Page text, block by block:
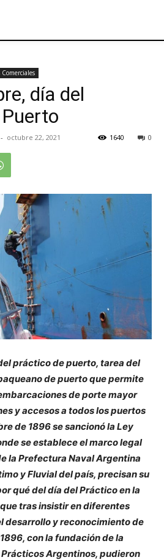
día del
- octubre 22, 2021 0
1640
práctico de puerto, tarea del
de puerto que permite
de porte mayor
y accesos a todos los puertos
de 1896 se sancionó la Ley
se establece el marco legal
la Prefectura Naval Argentina
y Fluvial del país, precisan su
qué del día del Práctico en la
tras insistir en diferentes
desarrollo y reconocimiento de
con la fundación de la
Argentinos, pudieron